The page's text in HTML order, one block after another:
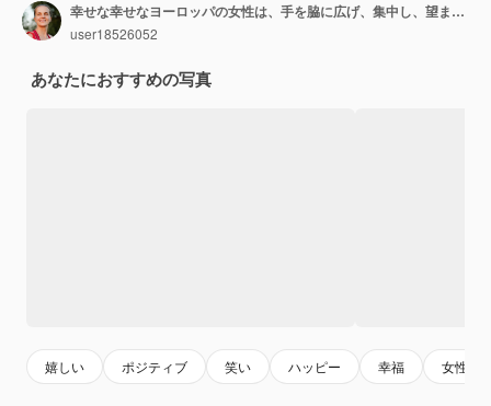
幸せな幸せなヨーロッパの女性は、手を脇に広げ、集中し、望ましいことに気づき、笑い、オレンジ色のセーターを着て、青い壁に向かってポーズをとります。
user18526052
あなたにおすすめの写真
嬉しい ポジティブ 笑い ハッピー 幸福 女性モ